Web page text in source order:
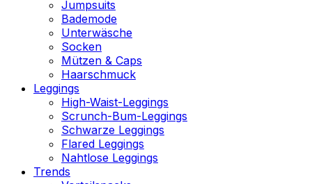
Jumpsuits
Bademode
Unterwäsche
Socken
Mützen & Caps
Haarschmuck
Leggings
High-Waist-Leggings
Scrunch-Bum-Leggings
Schwarze Leggings
Flared Leggings
Nahtlose Leggings
Trends